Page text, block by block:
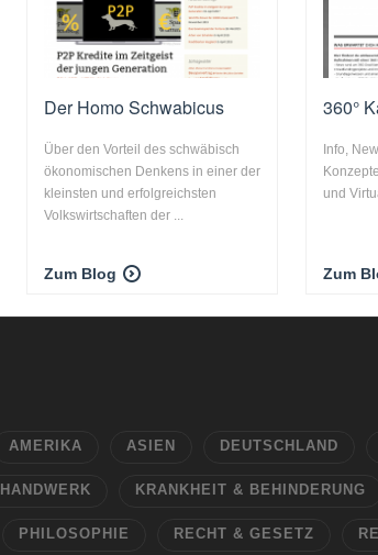
Der Homo Schwabicus
Über den Vorteil des schwäbisch
ökonomischen Denkens in einer der
kleinsten und erfolgreichsten
Volkswirtschaften der ...
Zum Blog
360°
Info,
und
Zum
AMERIKA ASIEN DEUTSCHLAND
HANDWERK KRANKHEIT & BEHINDERUNG
PHILOSOPHIE RECHT & GESETZ